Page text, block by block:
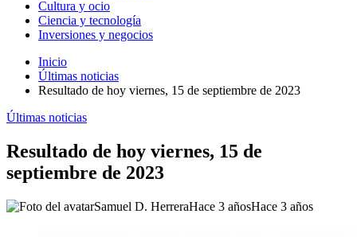
Cultura y ocio
Ciencia y tecnología
Inversiones y negocios
Inicio
Últimas noticias
Resultado de hoy viernes, 15 de septiembre de 2023
Últimas noticias
Resultado de hoy viernes, 15 de
septiembre de 2023
Samuel D. HerreraHace 3 añosHace 3 años